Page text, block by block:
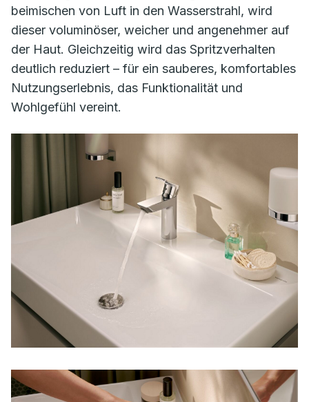
beimischen von Luft in den Wasserstrahl, wird
dieser voluminöser, weicher und angenehmer auf
der Haut. Gleichzeitig wird das Spritzverhalten
deutlich reduziert – für ein sauberes, komfortables
Nutzungserlebnis, das Funktionalität und
Wohlgefühl vereint.